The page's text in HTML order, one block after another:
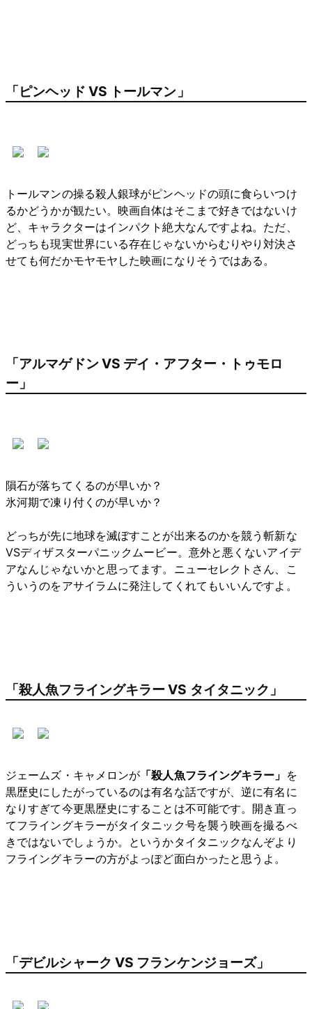
「ピンヘッド VS トールマン」
トールマンの操る殺人銀球がピンヘッドの頭に食らいつけ
るかどうかが観たい。映画自体はそこまで好きではないけ
ど、キャラクターはインパクト絶大なんですよね。ただ、
どっちも現実世界にいる存在じゃないからむりやり対決さ
せても何だかモヤモヤした映画になりそうではある。
「アルマゲドン VS デイ・アフター・トゥモロ
ー」
隕石が落ちてくるのが早いか？
氷河期で凍り付くのが早いか？
どっちが先に地球を滅ぼすことが出来るのかを競う斬新な
VSディザスターパニックムービー。意外と悪くないアイデ
アなんじゃないかと思ってます。ニューセレクトさん、こ
ういうのをアサイラムに発注してくれてもいいんですよ。
「殺人魚フライングキラー VS タイタニック」
ジェームズ・キャメロンが 「殺人魚フライングキラー」 を
黒歴史にしたがっているのは有名な話ですが、逆に有名に
なりすぎて今更黒歴史にすることは不可能です。開き直っ
てフライングキラーがタイタニック号を襲う映画を撮るべ
きではないでしょうか。というかタイタニックなんぞより
フライングキラーの方がよっぽど面白かったと思うよ。
「デビルシャーク VS フランケンジョーズ」